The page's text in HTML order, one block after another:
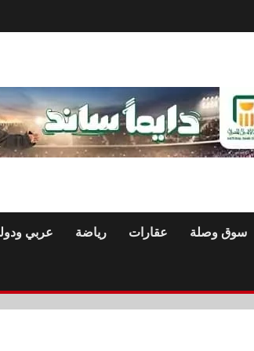
سوق وصلة عقارات رياضة عربي